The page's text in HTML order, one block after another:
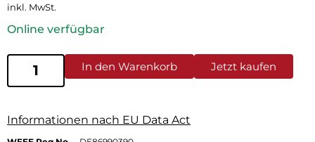
inkl. MwSt.
Online verfügbar
In den Warenkorb Jetzt kaufen
Informationen nach EU Data Act